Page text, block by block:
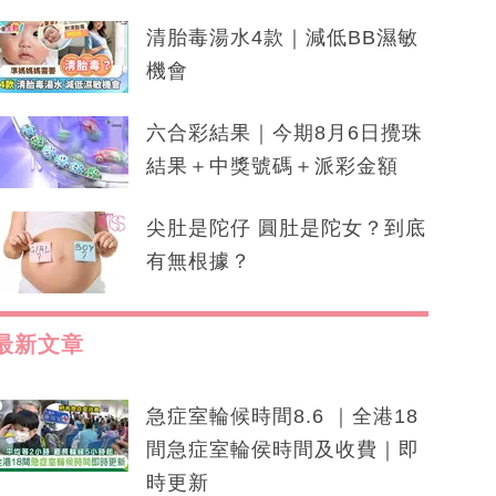
清胎毒湯水4款｜減低BB濕敏
機會
六合彩結果｜今期8月6日攪珠
結果＋中獎號碼＋派彩金額
尖肚是陀仔 圓肚是陀女？到底
有無根據？
新文章
急症室輪候時間8.6 ｜全港18
間急症室輪侯時間及收費｜即
時更新